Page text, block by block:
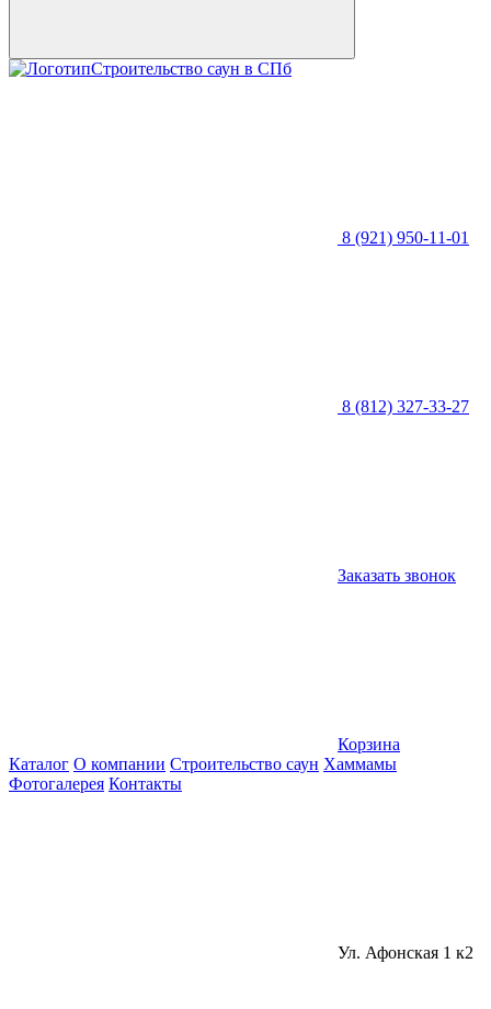
Строительство саун в СПб
8 (921) 950-11-01
8 (812) 327-33-27
Заказать звонок
Корзина
Каталог О компании Строительство саун Хаммамы
Фотогалерея Контакты
Ул. Афонская 1 к2